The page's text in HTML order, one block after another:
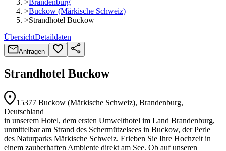
>Buckow (Märkische Schweiz)
>Strandhotel Buckow
ÜbersichtDetaildaten
Anfragen
Strandhotel Buckow
15377 Buckow (Märkische Schweiz), Brandenburg,
Deutschland
in unserem Hotel, dem ersten Umwelthotel im Land Brandenburg,
unmittelbar am Strand des Schermützelsees in Buckow, der Perle
des Naturparks Märkische Schweiz. Erleben Sie Ihre Hochzeit in
einem zauberhaften Ambiente direkt am See. Ob auf unseren